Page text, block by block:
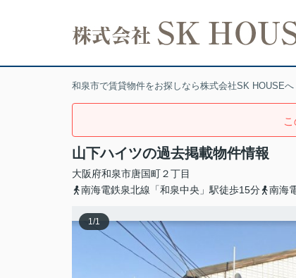
和泉市で賃貸物件をお探しなら株式会社SK HOUSEへ
山下ハイツの過去掲載物件情報
大阪府和泉市唐国町２丁目
南海電鉄泉北線「和泉中央」駅徒歩15分
南海
1/1